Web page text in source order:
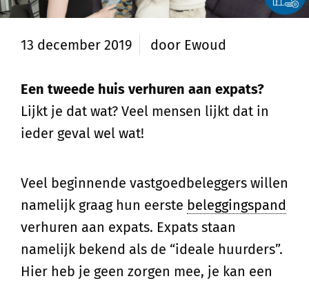
13 december 2019 door Ewoud
Een tweede huis verhuren aan expats?
Lijkt je dat wat? Veel mensen lijkt dat in
ieder geval wel wat!
Veel beginnende vastgoedbeleggers willen
namelijk graag hun eerste beleggingspand
verhuren aan expats. Expats staan
namelijk bekend als de “ideale huurders”.
Hier heb je geen zorgen mee, je kan een